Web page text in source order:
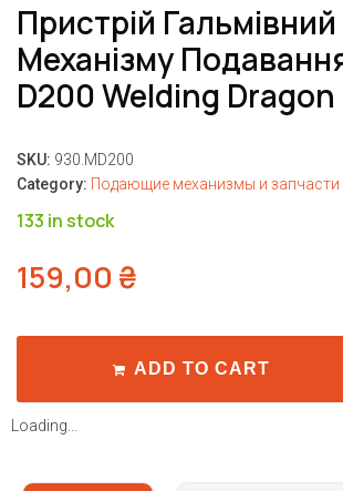
Пристрій
Механізму
D200 Welding Dragon
SKU: 930.MD200
Category: Подающие механизмы и запчасти
133 in stock
159,00 ₴
ADD TO CART
Loading...